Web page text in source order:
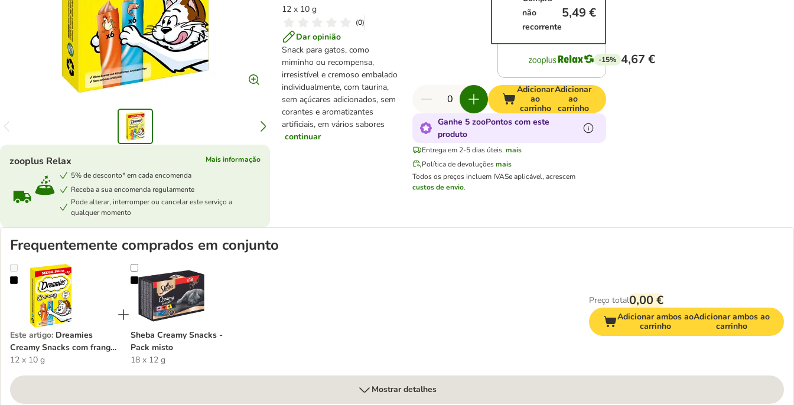
12 x 10 g
(0)
Dar opinião
Snack para gatos, como
miminho ou recompensa,
irresistível e cremoso embalado
individualmente, com taurina,
sem açúcares adicionados, sem
corantes e aromatizantes
artificiais, em vários sabores
continuar
zooplus Relax
Mais informação
5% de desconto* em cada encomenda
Receba a sua encomenda regularmente
Pode alterar, interromper ou cancelar este serviço a
qualquer momento
não
recorrente
5,49 €
-15% 4,67 €
Adicionar
ao
carrinho
Adicionar
ao
carrinho
Ganhe 5 zooPontos com este
produto
Entrega em 2-5 dias úteis. mais
Política de devoluçõesmais
Todos os preços incluem IVASe aplicável, acrescem
custos de envio.
Frequentemente comprados em conjunto
Dreamies Creamy Snacks com frango e salmão
Este artigo: Dreamies
Creamy Snacks com frango
e salmão
12 x 10 g
Sheba Creamy Snacks - Pack misto
Sheba Creamy Snacks -
Pack misto
18 x 12 g
Preço total0,00 €
Adicionar ambos ao
carrinho
Adicionar ambos ao
carrinho
Mostrar detalhes